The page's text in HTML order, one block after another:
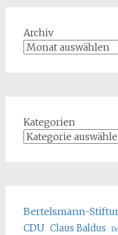
Archiv
Kategorien
Bertelsmann-
CDU Claus Baldus